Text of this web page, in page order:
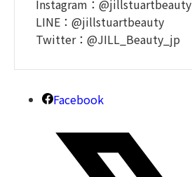
Instagram：@jillstuartbeauty
LINE：@jillstuartbeauty
Twitter：@JILL_Beauty_jp
Facebook